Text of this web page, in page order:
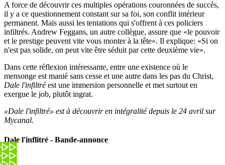
A force de découvrir ces multiples opérations couronnées de succès,
il y a ce questionnement constant sur sa foi, son conflit intérieur
permanent. Mais aussi les tentations qui s'offrent à ces policiers
infiltrés. Andrew Feggans, un autre collègue, assure que «le pouvoir
et le prestige peuvent vite vous monter à la tête». Il explique: «Si on
n'est pas solide, on peut vite être séduit par cette deuxième vie».
Dans cette réflexion intéressante, entre une existence où le
mensonge est manié sans cesse et une autre dans les pas du Christ,
Dale l'infiltréest une immersion personnelle et met surtout en
exergue le job, plutôt ingrat.
«Dale l'infiltré» est à découvrir en intégralité depuis le 24 avril sur
Mycanal.
Dale l'inflitré - Bande-annonce